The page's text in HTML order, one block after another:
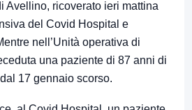
Avellino, ricoverato ieri mattina
del Covid Hospital e
nell’Unità operativa di
una paziente di 87 anni di
17 gennaio scorso.